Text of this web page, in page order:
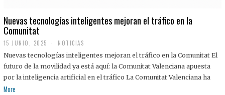
Nuevas tecnologías inteligentes mejoran el tráfico en la
Comunitat
15 JUNIO, 2025 NOTICIAS
Nuevas tecnologías inteligentes mejoran el tráfico en la Comunitat El
futuro de la movilidad ya está aquí: la Comunitat Valenciana apuesta
por la inteligencia artificial en el tráfico La Comunitat Valenciana ha
More